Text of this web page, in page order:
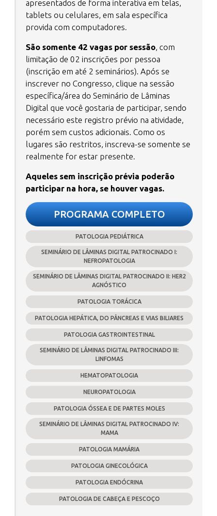
apresentados de forma interativa em telas,
tablets ou celulares, em sala específica
provida com computadores.
São somente 42 vagas por sessão, com
limitação de 02 inscrições por pessoa
(inscrição em até 2 seminários). Após se
inscrever no Congresso, clique na sessão
específica/área do Seminário de Lâminas
Digital que você gostaria de participar, sendo
necessário este registro prévio na atividade,
porém sem custos adicionais. Como os
lugares são restritos, inscreva-se somente se
realmente for estar presente.
Aqueles sem inscrição prévia poderão
participar na hora, se houver vagas.
PROGRAMA COMPLETO
PATOLOGIA PEDIÁTRICA
SEMINÁRIO DE LÂMINAS DIGITAL PATROCINADO I:
NEFROPATOLOGIA
SEMINÁRIO DE LÂMINAS DIGITAL PATROCINADO II: HER2
AGNÓSTICO
PATOLOGIA TORÁCICA
PATOLOGIA HEPÁTICA, DO PÂNCREAS E VIAS BILIARES
PATOLOGIA GASTROINTESTINAL
SEMINÁRIO DE LÂMINAS DIGITAL PATROCINADO III:
LINFOMAS
HEMATOPATOLOGIA
NEUROPATOLOGIA
PATOLOGIA ÓSSEA E DE PARTES MOLES
SEMINÁRIO DE LÂMINAS DIGITAL PATROCINADO IV:
MAMA
PATOLOGIA MAMÁRIA
PATOLOGIA GINECOLÓGICA
PATOLOGIA ENDÓCRINA
PATOLOGIA DE CABEÇA E PESCOÇO